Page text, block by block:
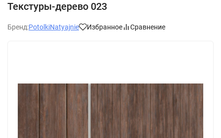
Текстуры-дерево 023
Бренд:PotolkiNatyajnie Избранное Сравнение